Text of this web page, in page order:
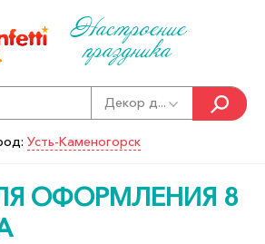
Настроение
праздника
Декор д...
Усть-Каменогорск
ОФОРМЛЕНИЯ 8